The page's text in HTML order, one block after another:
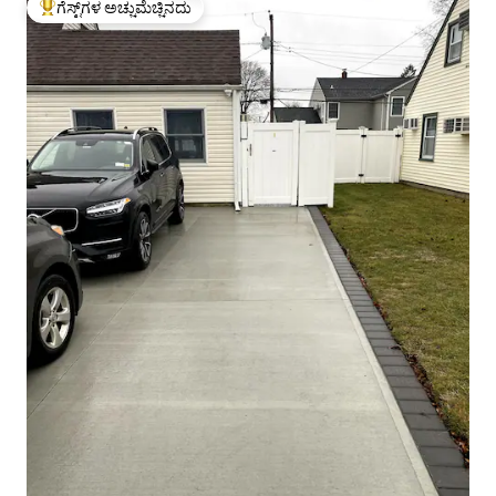
ಗೆಸ್ಟ್‌ಗಳಿಗೆ ಅತಿ ಹೆಚ್ಚು ಅಚ್ಚುಮೆಚ್ಚಿನದು
ಗೆಸ್ಟ್‌ಗಳ ಅಚ್ಚುಮೆಚ್ಚಿನದು